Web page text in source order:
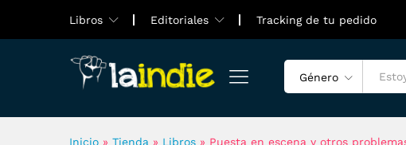
Libros Editoriales Tracking de tu pedido
Género
Inicio » Tienda » Libros » Puesta en escena y otros
Valoraciones (0)